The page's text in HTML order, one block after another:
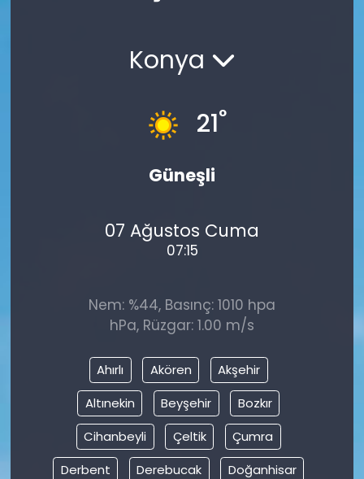
Konya
21°
Güneşli
07 Ağustos Cuma
07:15
Nem: %44, Basınç: 1010 hpa
hPa, Rüzgar: 1.00 m/s
Ahırlı Akören
Akşehir
Altınekin
Beyşehir
Bozkır
Cihanbeyli
Çeltik
Çumra
Derbent
Derebucak
Doğanhisar